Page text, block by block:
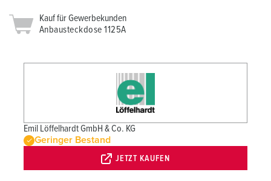
Kauf für Gewerbekunden
Anbausteckdose 1125A
Emil Löffelhardt GmbH & Co. KG
Geringer Bestand
JETZT KAUFEN